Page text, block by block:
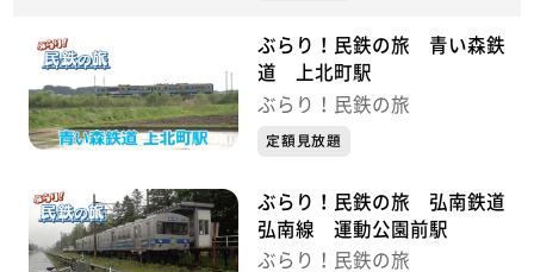
ぶらり！民鉄の旅 青い森鉄
道 上北町駅
ぶらり！民鉄の旅
定額見放題
ぶらり！民鉄の旅 弘南鉄道
弘南線 運動公園前駅
ぶらり！民鉄の旅